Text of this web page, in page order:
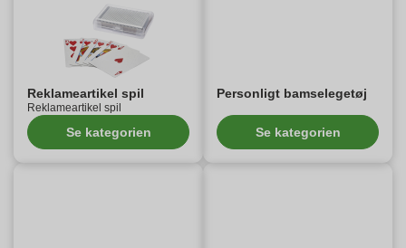
Reklameartikel spil
Reklameartikel spil
Se kategorien
Personligt bamselegetøj
Se kategorien